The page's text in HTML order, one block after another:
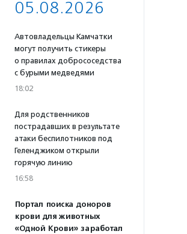
05.08.2026
Автовладельцы Камчатки
могут получить стикеры
о правилах добрососедства
с бурыми медведями
18:02
Для родственников
пострадавших в результате
атаки беспилотников под
Геленджиком открыли
горячую линию
16:58
Портал поиска доноров
крови для животных
«Одной Крови» заработал